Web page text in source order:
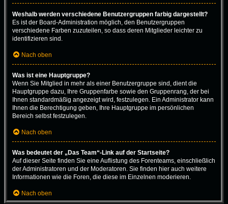
Weshalb werden verschiedene Benutzergruppen farbig dargestellt?
Es ist der Board-Administration möglich, den Benutzergruppen
verschiedene Farben zuzuteilen, so dass deren Mitglieder leichter zu
identifizieren sind.
Nach oben
Was ist eine Hauptgruppe?
Wenn Sie Mitglied in mehr als einer Benutzergruppe sind, dient die
Hauptgruppe dazu, Ihre Gruppenfarbe sowie den Gruppenrang, der bei
Ihnen standardmäßig angezeigt wird, festzulegen. Ein Administrator kann
Ihnen die Berechtigung geben, Ihre Hauptgruppe im persönlichen
Bereich selbst festzulegen.
Nach oben
Was bedeutet der „Das Team“-Link auf der Startseite?
Auf dieser Seite finden Sie eine Auflistung des Forenteams, einschließlich
der Administratoren und der Moderatoren. Sie finden hier auch weitere
Informationen wie die Foren, die diese im Einzelnen moderieren.
Nach oben